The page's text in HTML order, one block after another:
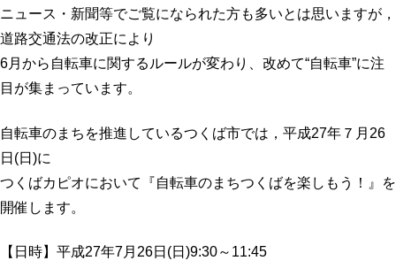
お問い合わせ
ニュース・新聞等でご覧になられた方も多いとは思いますが，
道路交通法の改正により
6月から自転車に関するルールが変わり、改めて“自転車”に注
目が集まっています。
自転車のまちを推進しているつくば市では，平成27年７月26
日(日)に
つくばカピオにおいて『自転車のまちつくばを楽しもう！』を
開催します。
【日時】平成27年7月26日(日)9:30～11:45